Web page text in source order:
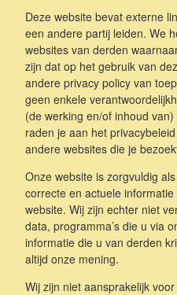
Deze website bevat externe
een andere partij leiden. We
websites van derden
zijn dat op het gebruik van
andere privacy policy van
geen enkele
(de werking en/of inhoud
raden je aan het
andere websites die je
Onze website is zorgvuldig
correcte en actuele
website. Wij zijn echter niet
data, programma’s die u via
informatie die u van derden
altijd onze mening.
Wij zijn niet aansprakelijk